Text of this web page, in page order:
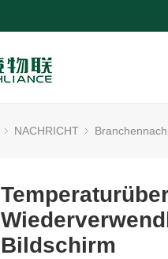
NACHRICHT
Bildschirm